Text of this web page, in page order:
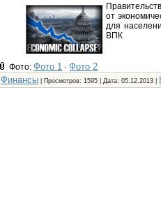
от
для
ВПК
Фото:Фото 1 ·Фото 2
Финансы | Просмотров: 1595 | Дата:05.12.2013